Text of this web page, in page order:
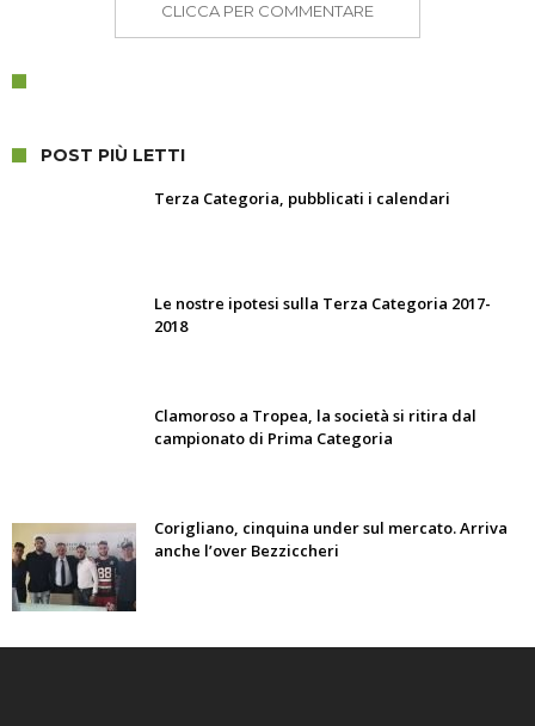
CLICCA PER COMMENTARE
POST PIÙ LETTI
Terza Categoria, pubblicati i calendari
Le nostre ipotesi sulla Terza Categoria 2017-
2018
Clamoroso a Tropea, la società si ritira dal
campionato di Prima Categoria
Corigliano, cinquina under sul mercato. Arriva
anche l’over Bezziccheri